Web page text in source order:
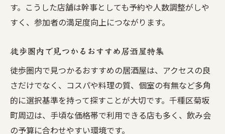
す。こうした店舗は幹事としても予約や人数調整がしや
すく、参加者の満足度向上につながります。
徒歩圏内で見つかるおすすめ居酒屋特集
徒歩圏内で見つかるおすすめの居酒屋は、アクセスの良
さだけでなく、コスパや料理の質、個室の有無など多角
的に選択基準を持って探すことが大切です。千種区菊坂
町周辺は、手頃な価格帯で利用できる店も多く、飲み会
の予算に合わせやすい環境です。